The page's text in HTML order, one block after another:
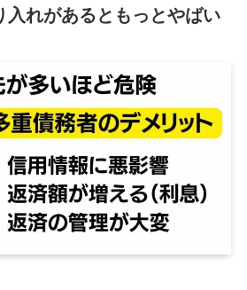
入れがあるともっとやばい